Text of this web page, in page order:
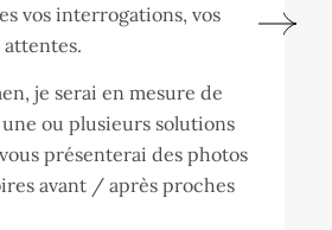
vos interrogations, vos
je serai en mesure de
ou plusieurs solutions
présenterai des photos
avant / après proches